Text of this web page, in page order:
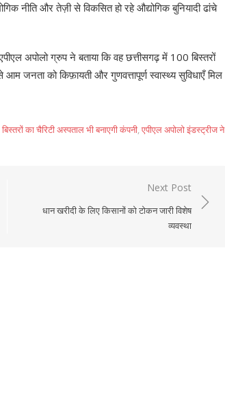
नीति और तेज़ी से विकसित हो रहे औद्योगिक बुनियादी ढांचे
अपोलो ग्रुप ने बताया कि वह छत्तीसगढ़ में 100 बिस्तरों
को किफ़ायती और गुणवत्तापूर्ण स्वास्थ्य सुविधाएँ मिल
का चैरिटी अस्पताल भी बनाएगी कंपनी,एपीएल अपोलो इंडस्ट्रीज ने
Next Post
धान खरीदी के लिए किसानों को टोकन जारी विशेष
व्यवस्था